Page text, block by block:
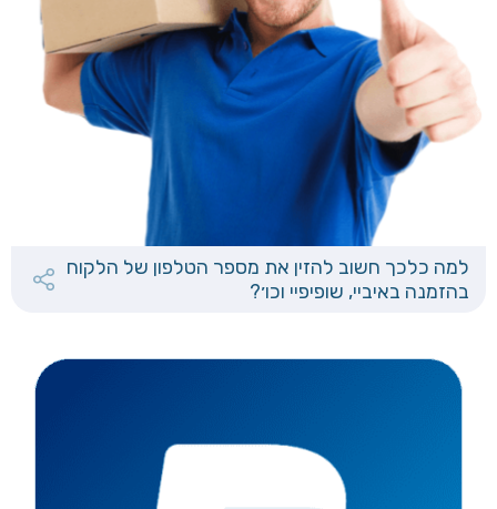
למה כלכך חשוב להזין את מספר הטלפון של הלקוח
בהזמנה באיביי, שופיפיי וכו׳?